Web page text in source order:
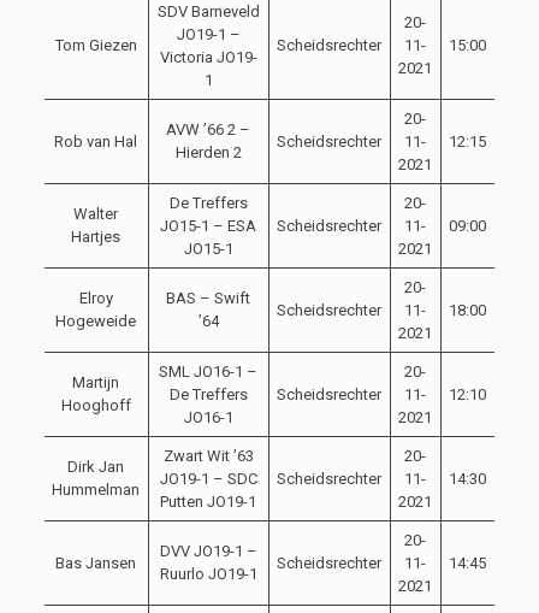
Tom Giezen
SDV Barneveld
JO19-1 –
Victoria JO19-
1
Scheidsrechter
20-
11-
2021
15:00
Rob van Hal
AVW ’66 2 –
Hierden 2
Scheidsrechter
20-
11-
2021
12:15
Walter
Hartjes
De Treffers
JO15-1 – ESA
JO15-1
Scheidsrechter
20-
11-
2021
09:00
Elroy
Hogeweide
BAS – Swift
’64
Scheidsrechter
20-
11-
2021
18:00
Martijn
Hooghoff
SML JO16-1 –
De Treffers
JO16-1
Scheidsrechter
20-
11-
2021
12:10
Dirk Jan
Hummelman
Zwart Wit ’63
JO19-1 – SDC
Putten JO19-1
Scheidsrechter
20-
11-
2021
14:30
Bas Jansen
DVV JO19-1 –
Ruurlo JO19-1
Scheidsrechter
20-
11-
2021
14:45